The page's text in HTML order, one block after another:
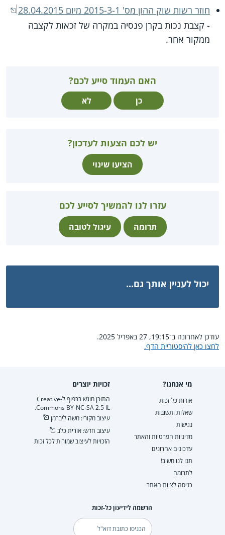
חוזר רשות שוק ההון מס' 2015-3-1 מיום 28.04.2015
- קצבת נכות בקרן פנסיה במקרה של זכאות לקצבה
ממקור אחר.
האם העמוד סייע לכם?
כן לא
יש לכם הצעות לעדכון?
הציעו שינוי
עזרו לנו להמשיך לסייע לכם
תרומה עיגול לטובה
יכול לעניין אותך גם...
עודכן לאחרונה ב־19:15, 27 באפריל 2025.
לחצו כאן להיסטוריית הדף.
מי אנחנו?
אודות כל-זכות
שאלות ותשובות
נגישות
מדיניות הפרטיות והאתר
עדכונים אחרונים
תנו לנו משוב!
לתרומה
כניסה לצוות האתר
זכויות יוצרים
התוכן מוגש בכפוף ל-Creative
Commons BY-NC-SA 2.5 IL.
עיצוב מקורי: משה ליברמן
עיצוב חדש: אורית כלב
הזכויות לעיצוב שמורות לכל זכות
הרשמה לידיעון כל-זכות
דוא"ל